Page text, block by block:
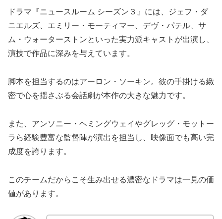
ドラマ『ニュースルーム シーズン３』には、ジェフ・ダ
ニエルズ、エミリー・モーティマー、デヴ・パテル、サ
ム・ウォーターストンといった実力派キャストが出演し、
演技で作品に深みを与えています。
脚本を担当するのはアーロン・ソーキン。彼の手掛ける緻
密で心を揺さぶる会話劇が本作の大きな魅力です。
また、アンソニー・ヘミングウェイやグレッグ・モットー
ラら経験豊富な監督陣が演出を担当し、映像面でも高い完
成度を誇ります。
このチームだからこそ生み出せる濃密なドラマは一見の価
値があります。